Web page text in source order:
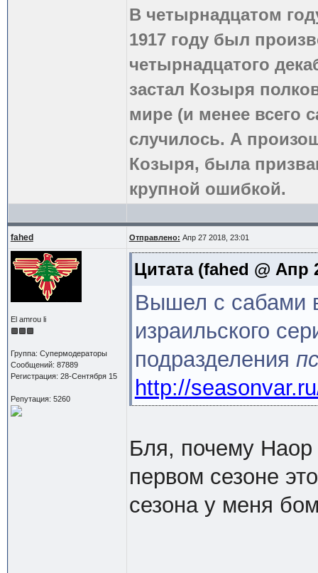
В четырнадцатом
1917 году был
четырнадцатого
застал Козыря
мире (и менее всего
случилось. А
Козыря, была
крупной ошибкой.
fahed Отправлено: Апр 27 2018, 23:01
El amrou li
Группа: Супермодераторы
Сообщений: 87889
Регистрация: 28-Сентября 15
Репутация: 5260
Цитата(fahed @ Апр
Вышел с сабами
израильского
подразделения
http://
Бля, почему Наор
первом сезоне
сезона у меня